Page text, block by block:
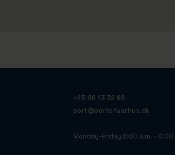
+45 86 13 32 66
port@portofaarhus.dk
Monday-Friday 8:00 a.m. - 4:00